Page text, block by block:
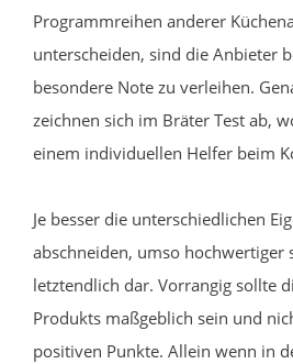
Programmreihen anderer
unterscheiden, sind die Anbieter
besondere Note zu verleihen.
zeichnen sich im Bräter Test ab,
einem individuellen Helfer beim
Je besser die unterschiedlichen
abschneiden, umso hochwertiger
letztendlich dar. Vorrangig sollte
Produkts maßgeblich sein und
positiven Punkte. Allein wenn in